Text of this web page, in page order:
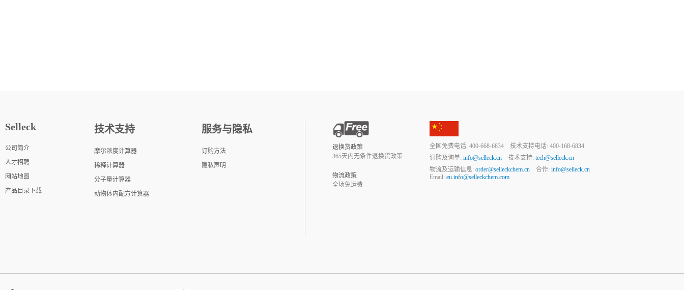
Selleck
公司简介
人才招聘
网站地图
产品目录下载
技术支持
摩尔浓度计算器
稀释计算器
分子量计算器
动物体内配方计算器
服务与隐私
订购方法
隐私声明
退换货政策
365天内无条件退换货政策
物流政策
全场免运费
全国免费电话: 400-668-6834 技术支持电话: 400-168-6834
订购及询单: info@selleck.cn 技术支持: tech@selleck.cn
物流及运输信息: order@selleckchem.cn 合作: info@selleck.cn
Email: eu.info@selleckchem.com